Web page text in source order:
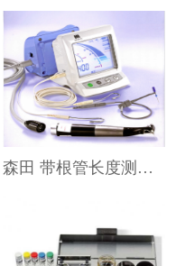
森田 带根管长度测定功能的根管扩大机 SM-DP-ZX